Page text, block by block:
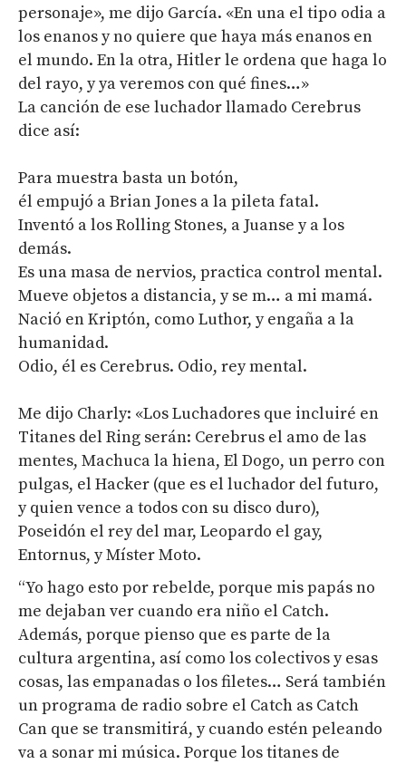
personaje», me dijo García. «En una el tipo odia a
los enanos y no quiere que haya más enanos en
el mundo. En la otra, Hitler le ordena que haga lo
del rayo, y ya veremos con qué fines…»
La canción de ese luchador llamado Cerebrus
dice así:
Para muestra basta un botón,
él empujó a Brian Jones a la pileta fatal.
Inventó a los Rolling Stones, a Juanse y a los
demás.
Es una masa de nervios, practica control mental.
Mueve objetos a distancia, y se m… a mi mamá.
Nació en Kriptón, como Luthor, y engaña a la
humanidad.
Odio, él es Cerebrus. Odio, rey mental.
Me dijo Charly: «Los Luchadores que incluiré en
Titanes del Ring serán: Cerebrus el amo de las
mentes, Machuca la hiena, El Dogo, un perro con
pulgas, el Hacker (que es el luchador del futuro,
y quien vence a todos con su disco duro),
Poseidón el rey del mar, Leopardo el gay,
Entornus, y Míster Moto.
“Yo hago esto por rebelde, porque mis papás no
me dejaban ver cuando era niño el Catch.
Además, porque pienso que es parte de la
cultura argentina, así como los colectivos y esas
cosas, las empanadas o los filetes… Será también
un programa de radio sobre el Catch as Catch
Can que se transmitirá, y cuando estén peleando
va a sonar mi música. Porque los titanes de